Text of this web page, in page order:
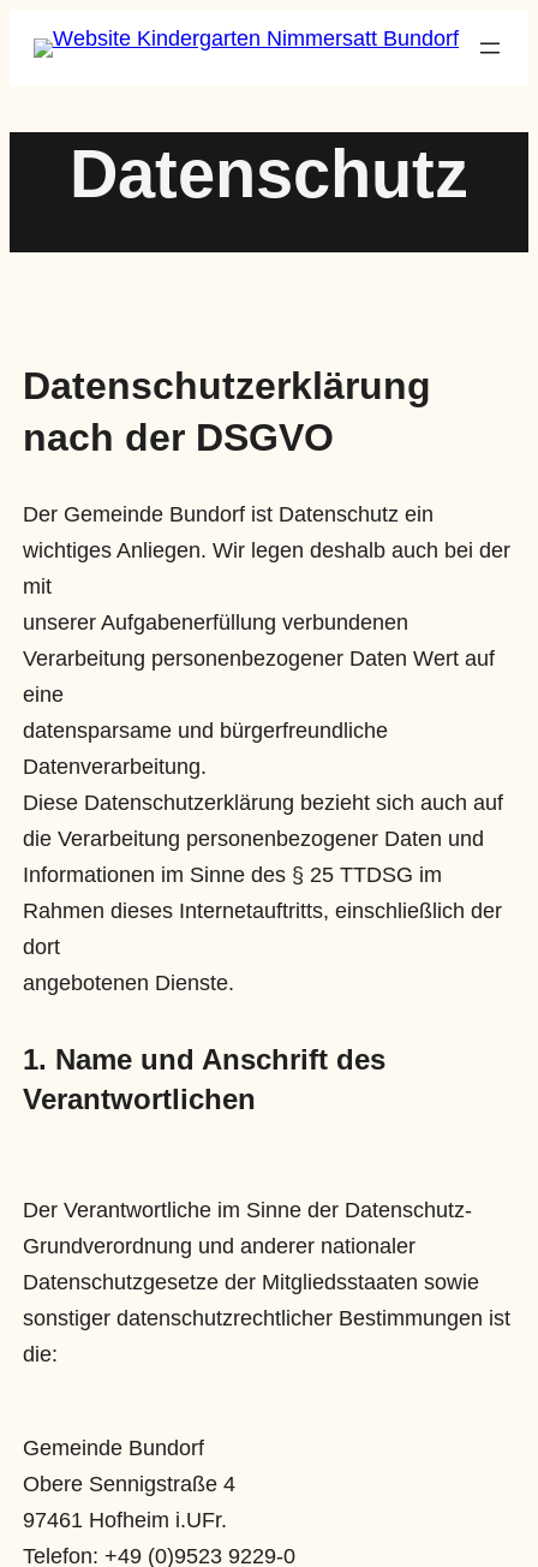
Inhalt
Datenschutz
Datenschutzerklärung
nach der DSGVO
Der Gemeinde Bundorf ist Datenschutz ein
wichtiges Anliegen. Wir legen deshalb auch bei der
mit
unserer Aufgabenerfüllung verbundenen
Verarbeitung personenbezogener Daten Wert auf
eine
datensparsame und bürgerfreundliche
Datenverarbeitung.
Diese Datenschutzerklärung bezieht sich auch auf
die Verarbeitung personenbezogener Daten und
Informationen im Sinne des § 25 TTDSG im
Rahmen dieses Internetauftritts, einschließlich der
dort
angebotenen Dienste.
1. Name und Anschrift des
Verantwortlichen
Der Verantwortliche im Sinne der Datenschutz-
Grundverordnung und anderer nationaler
Datenschutzgesetze der Mitgliedsstaaten sowie
sonstiger datenschutzrechtlicher Bestimmungen ist
die:
Gemeinde Bundorf
Obere Sennigstraße 4
97461 Hofheim i.UFr.
Telefon: +49 (0)9523 9229-0